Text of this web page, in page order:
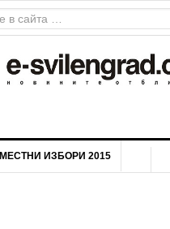
МЕСТНИ ИЗБОРИ 2015